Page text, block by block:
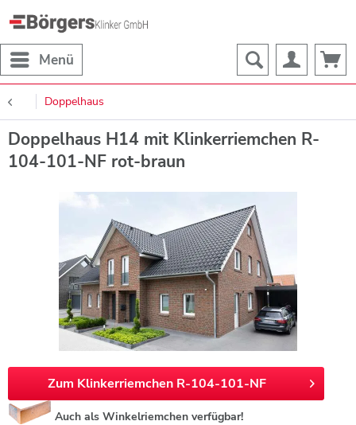
Menü
Doppelhaus
Doppelhaus H14 mit Klinkerriemchen R-
104-101-NF rot-braun
Zum Klinkerriemchen R-104-101-NF
Auch als Winkelriemchen verfügbar!